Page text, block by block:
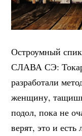
Остроумный
СЛАВА СЭ:
разработали
женщину,
подол, пока не
верят, это и